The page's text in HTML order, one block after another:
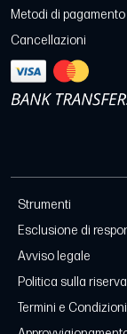
Metodi di pagamento
Cancellazioni
Strumenti
Esclusione di
Avviso legale
Politica sulla
Termini e Condizioni